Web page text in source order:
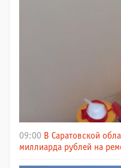
09:00 В Саратовской
миллиарда рублей на